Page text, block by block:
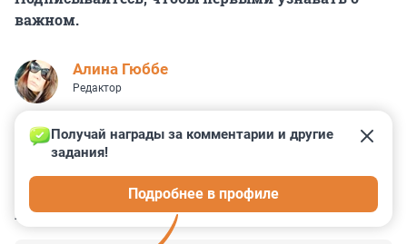
важном.
Алина Гюббе
Редактор
КОММЕНТАРИИ 6
Получай награды за комментарии и другие
задания!
Подробнее в профиле